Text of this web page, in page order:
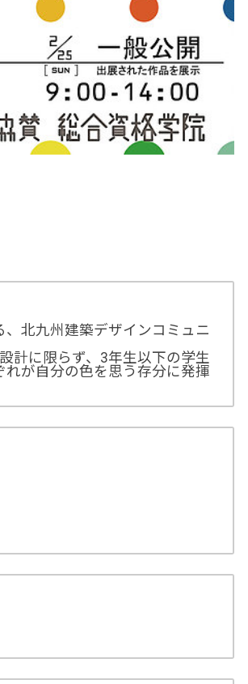
、北九州建築デザインコミュニ
計に限らず、3年生以下の学生
が自分の色を思う存分に発揮